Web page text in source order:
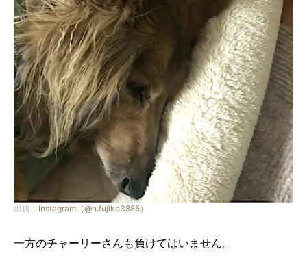
出典： Instagram（@n.fujiko3885）
一方のチャーリーさんも負けてはいません。